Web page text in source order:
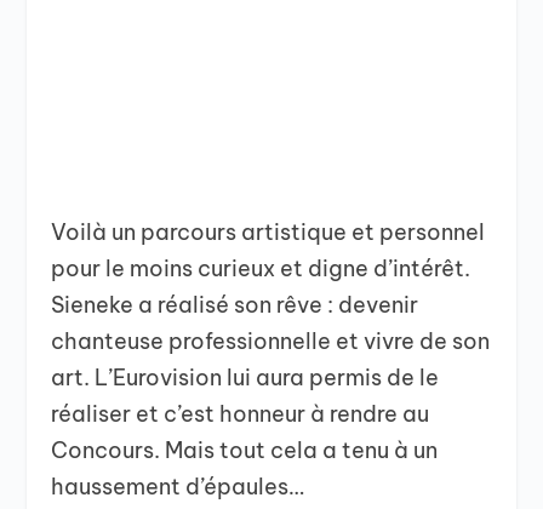
Voilà un parcours artistique et personnel
pour le moins curieux et digne d’intérêt.
Sieneke a réalisé son rêve : devenir
chanteuse professionnelle et vivre de son
art. L’Eurovision lui aura permis de le
réaliser et c’est honneur à rendre au
Concours. Mais tout cela a tenu à un
haussement d’épaules…